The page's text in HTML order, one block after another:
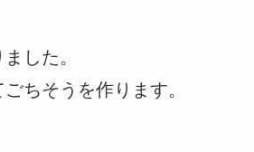
した。
ちそうを作ります。